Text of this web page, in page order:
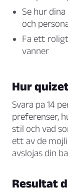
Se hur
och
Fa ett
vanner
Hur
Svara pa 14
preferenser,
stil och vad
ett av de
avslojas din
Resultat